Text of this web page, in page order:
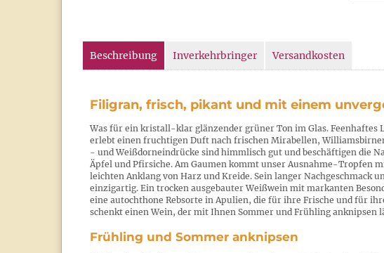
Beschreibung Inverkehrbringer Versandkosten
Filigran, frisch, pikant und mit einem
Was für ein kristall-klar glänzender grüner Ton im Glas. Feenhaftes
erlebt einen fruchtigen Duft nach frischen Mirabellen,
- und Weißdorneindrücke sind himmlisch gut und beschäftigen die
Äpfel und Pfirsiche. Am Gaumen kommt unser Ausnahme-Tropfen
leichten Anklang von Harz und Kreide. Sein langer Nachgeschmack
einzigartig. Ein trocken ausgebauter Weißwein mit markanten
eine autochthone Rebsorte in Apulien, die für ihre Frische und für
schenkt einen Wein, der mit Ihnen Sommer und Frühling anknipsen
Frühling und Sommer anknipsen